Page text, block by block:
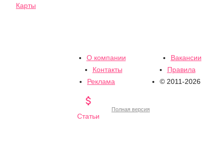
Карты
О компании
Вакансии
Контакты
Правила
Реклама
© 2011-2026

Статьи
Полная версия